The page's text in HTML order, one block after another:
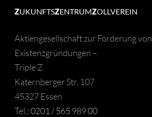
ZUKUNFTSZENTRUMZOLLVEREIN
Aktiengesellschaft zur Förderung von
Existenzgründungen –
Triple Z
Katernberger Str. 107
45327 Essen
Tel.:0201 / 565 989 00